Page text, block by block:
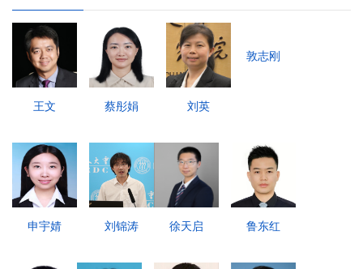
王文 蔡彤娟 刘英
敦志刚
申宇婧 刘锦涛 徐天启 鲁东红